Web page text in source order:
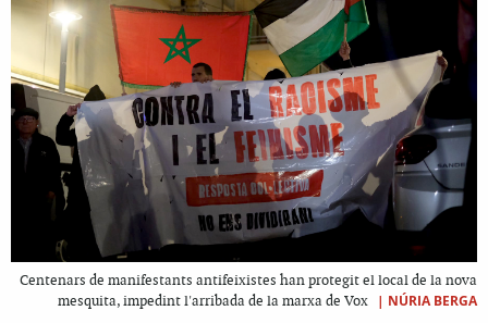
Centenars de manifestants antifeixistes han protegit el local de la nova
mesquita, impedint l'arribada de la marxa de Vox
| NÚRIA BERGA